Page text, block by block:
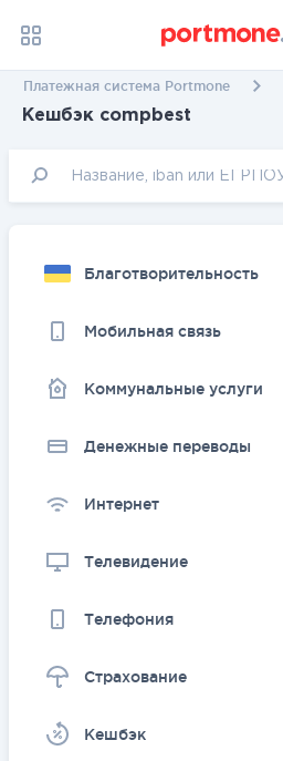
Платежная система Portmone
Кешбэк compbest
Благотворительность
Мобильная связь
Коммунальные услуги
Денежные переводы
Интернет
Телевидение
Телефония
Страхование
Kешбэк